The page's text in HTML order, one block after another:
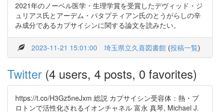
2021年のノーベル医学・生理学賞を受賞したデヴィッド・ジ
ュリアス氏とアーデム・パタプティアン氏のとうがらしの辛
み成分であるカプサイシンに関する論文を読みたい。
2023-11-21 15:01:00 埼玉県立久喜図書館 (投稿一覧)
Twitter (4 users, 4 posts, 0 favorites)
https://t.co/H3Gz5neJxm 総説 カプサイシン受容体：熱・プ
ロトンで活性化されるイオンチャネル 富永 真琴, Michael J.